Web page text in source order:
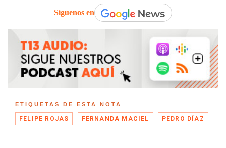
Síguenos en
ETIQUETAS DE ESTA NOTA
FELIPE ROJAS FERNANDA MACIEL PEDRO DÍAZ